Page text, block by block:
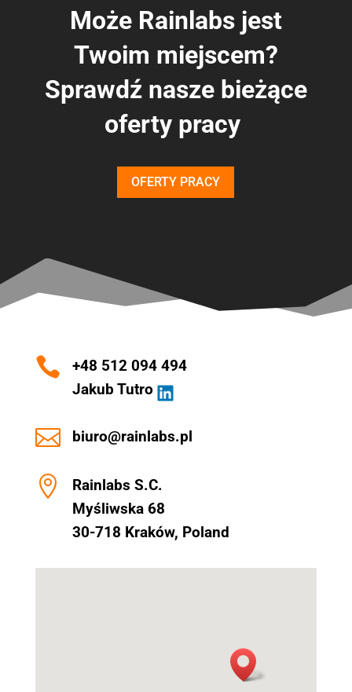
Może Rainlabs jest
Twoim miejscem?
Sprawdź nasze bieżące
oferty pracy
OFERTY PRACY

+48 512 094 494
Jakub Tutro
 biuro@rainlabs.pl

Rainlabs S.C.
Myśliwska 68
30-718 Kraków, Poland